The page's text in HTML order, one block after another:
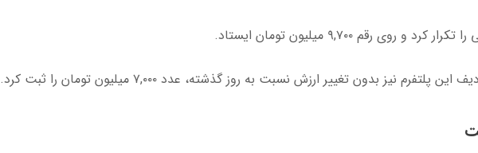
را تکرار کرد و روی رقم ۹,۷۰۰ میلیون تومان ایستاد.
این پلتفرم نیز بدون تغییر ارزش نسبت به روز گذشته، عدد ۷,۰۰۰میلیون تومان را ثبت کرد.